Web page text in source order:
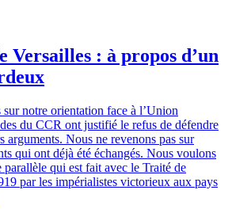
Versailles : à propos d’un
sur notre orientation face à l’Union
du CCR ont justifié le refus de défendre
arguments. Nous ne revenons pas sur
qui ont déjà été échangés. Nous voulons
parallèle qui est fait avec le Traité de
par les impérialistes victorieux aux pays